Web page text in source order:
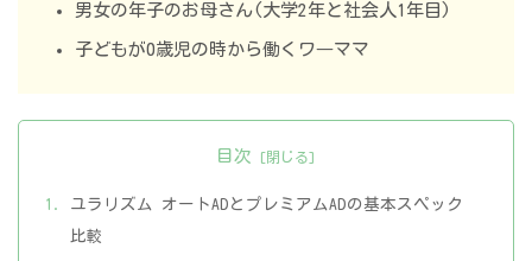
男女の年子のお母さん(大学2年と社会人1年目)
子どもが0歳児の時から働くワ―ママ
目次
ユラリズム オートADとプレミアムADの基本スペック
比較